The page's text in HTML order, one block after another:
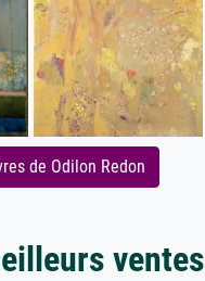
de Odilon Redon
ventes